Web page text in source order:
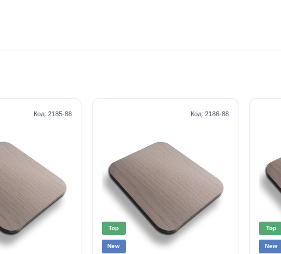
Код: 2185-88 Код:2186-88
Top
New
Top
New